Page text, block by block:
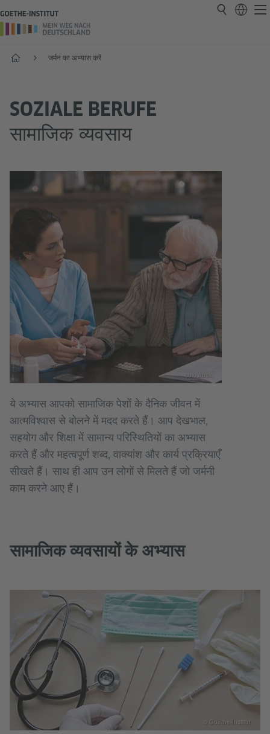
प्रारंभ जर्मन का अभ्यास करें
SOZIALE BERUFE
सामाजिक व्यवसाय
colourbox
ये अभ्यास आपको सामाजिक पेशों के दैनिक जीवन में
आत्मविश्वास से बोलने में मदद करते हैं। आप देखभाल,
सहयोग और शिक्षा में सामान्य परिस्थितियों का अभ्यास
करते हैं और महत्वपूर्ण शब्द, वाक्यांश और कार्य प्रक्रियाएँ
सीखते हैं। साथ ही आप उन लोगों से मिलते हैं जो जर्मनी
काम करने आए हैं।
सामाजिक व्यवसायों के अभ्यास
© Goethe-Institut